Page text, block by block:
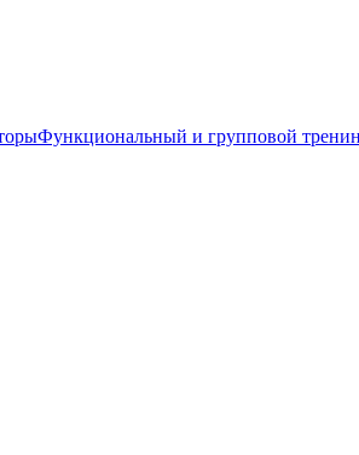
Функциональный и групповой